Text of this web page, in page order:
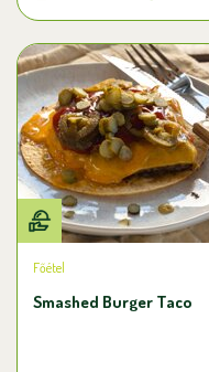
Főétel
Smashed Burger Taco